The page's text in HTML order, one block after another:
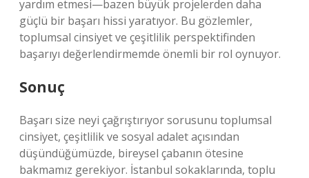
yardım etmesi—bazen büyük projelerden daha
güçlü bir başarı hissi yaratıyor. Bu gözlemler,
toplumsal cinsiyet ve çeşitlilik perspektifinden
başarıyı değerlendirmemde önemli bir rol oynuyor.
Sonuç
Başarı size neyi çağrıştırıyor sorusunu toplumsal
cinsiyet, çeşitlilik ve sosyal adalet açısından
düşündüğümüzde, bireysel çabanın ötesine
bakmamız gerekiyor. İstanbul sokaklarında, toplu